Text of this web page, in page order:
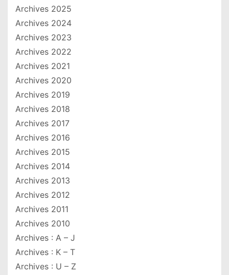
Archives 2025
Archives 2024
Archives 2023
Archives 2022
Archives 2021
Archives 2020
Archives 2019
Archives 2018
Archives 2017
Archives 2016
Archives 2015
Archives 2014
Archives 2013
Archives 2012
Archives 2011
Archives 2010
Archives : A – J
Archives : K – T
Archives : U – Z